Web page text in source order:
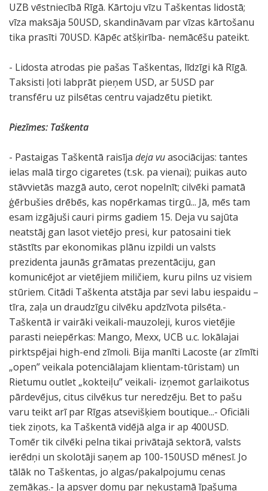
UZB vēstniecībā Rīgā. Kārtoju vīzu Taškentas lidostā;
vīza maksāja 50USD, skandināvam par vīzas kārtošanu
tika prasīti 70USD. Kāpēc atšķirība- nemācēšu pateikt.
- Lidosta atrodas pie pašas Taškentas, līdzīgi kā Rīgā.
Taksisti ļoti labprāt pieņem USD, ar 5USD par
transfēru uz pilsētas centru vajadzētu pietikt.
Piezīmes: Taškenta
- Pastaigas Taškentā raisīja deja vuasociācijas: tantes
ielas malā tirgo cigaretes (t.sk. pa vienai); puikas auto
stāvvietās mazgā auto, cerot nopelnīt; cilvēki pamatā
ģērbušies drēbēs, kas nopērkamas tirgū... Jā, mēs tam
esam izgājuši cauri pirms gadiem 15. Deja vu sajūta
neatstāj gan lasot vietējo presi, kur patosaini tiek
stāstīts par ekonomikas plānu izpildi un valsts
prezidenta jaunās grāmatas prezentāciju, gan
komunicējot ar vietējiem miličiem, kuru pilns uz visiem
stūriem. Citādi Taškenta atstāja par sevi labu iespaidu –
tīra, zaļa un draudzīgu cilvēku apdzīvota pilsēta.-
Taškentā ir vairāki veikali-mauzoleji, kuros vietējie
parasti neiepērkas: Mango, Mexx, UCB u.c. lokālajai
pirktspējai high-end zīmoli. Bija manīti Lacoste (ar zīmīti
„open” veikala potenciālajam klientam-tūristam) un
Rietumu outlet „kokteiļu” veikali- izņemot garlaikotus
pārdevējus, citus cilvēkus tur neredzēju. Bet to pašu
varu teikt arī par Rīgas atsevišķiem boutique...- Oficiāli
tiek ziņots, ka Taškentā vidējā alga ir ap 400USD.
Tomēr tik cilvēki pelna tikai privātajā sektorā, valsts
ierēdņi un skolotāji saņem ap 100-150USD mēnesī. Jo
tālāk no Taškentas, jo algas/pakalpojumu cenas
zemākas.- Ja apsver domu par nekustamā īpašuma